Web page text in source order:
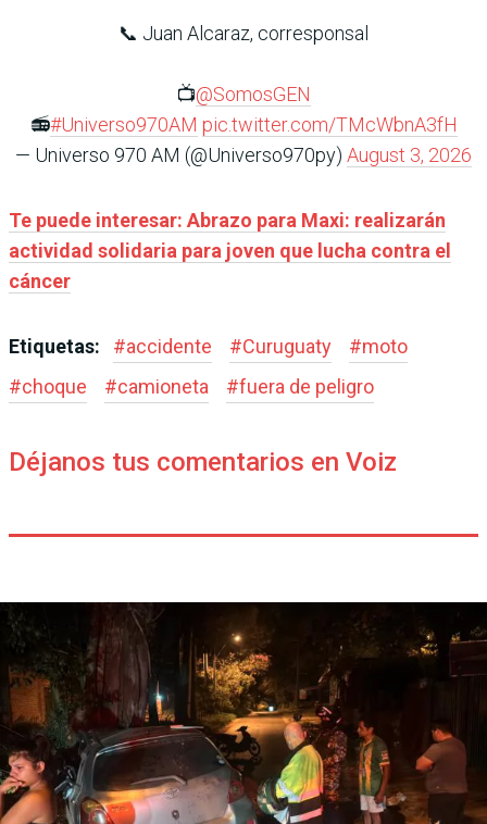
📞 Juan Alcaraz, corresponsal
📺@SomosGEN
📻#Universo970AM pic.twitter.com/TMcWbnA3fH
— Universo 970 AM (@Universo970py) August 3, 2026
Te puede interesar: Abrazo para Maxi: realizarán
actividad solidaria para joven que lucha contra el
cáncer
Etiquetas: #accidente #Curuguaty #moto
#choque #camioneta #fuera de peligro
Déjanos tus comentarios en Voiz